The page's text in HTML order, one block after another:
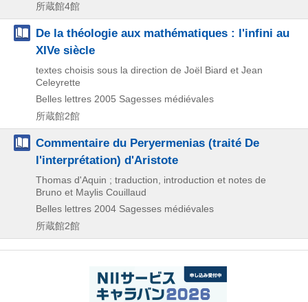
所蔵館4館
De la théologie aux mathématiques : l'infini au
XIVe siècle
textes choisis sous la direction de Joël Biard et Jean
Celeyrette
Belles lettres 2005 Sagesses médiévales
所蔵館2館
Commentaire du Peryermenias (traité De
l'interprétation) d'Aristote
Thomas d'Aquin ; traduction, introduction et notes de
Bruno et Maylis Couillaud
Belles lettres 2004 Sagesses médiévales
所蔵館2館